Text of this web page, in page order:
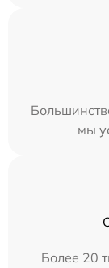
мы
Более 20